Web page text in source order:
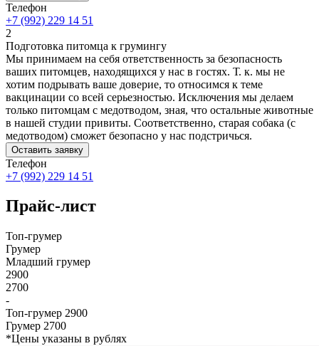
Телефон
+7 (992) 229 14 51
2
Подготовка питомца к грумингу
Мы принимаем на себя ответственность за безопасность
ваших питомцев, находящихся у нас в гостях. Т. к. мы не
хотим подрывать ваше доверие, то относимся к теме
вакцинации со всей серьезностью. Исключения мы делаем
только питомцам с медотводом, зная, что остальные животные
в нашей студии привиты. Соответственно, старая собака (с
медотводом) сможет безопасно у нас подстричься.
Оставить заявку
Телефон
+7 (992) 229 14 51
Прайс-лист
Топ-грумер
Грумер
Младший грумер
2900
2700
-
Топ-грумер 2900
Грумер 2700
*Цены указаны в рублях